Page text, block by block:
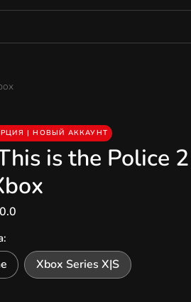
| НОВЫЙ АККАУНТ
is the Police 2
0.0
:
Xbox Series X|S